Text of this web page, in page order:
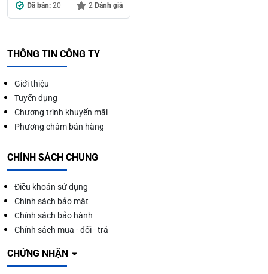
Đã bán: 20 2 Đánh giá
THÔNG TIN CÔNG TY
Giới thiệu
Tuyển dụng
Chương trình khuyến mãi
Phương châm bán hàng
CHÍNH SÁCH CHUNG
Điều khoản sử dụng
Chính sách bảo mật
Chính sách bảo hành
Chính sách mua - đổi - trả
CHỨNG NHẬN